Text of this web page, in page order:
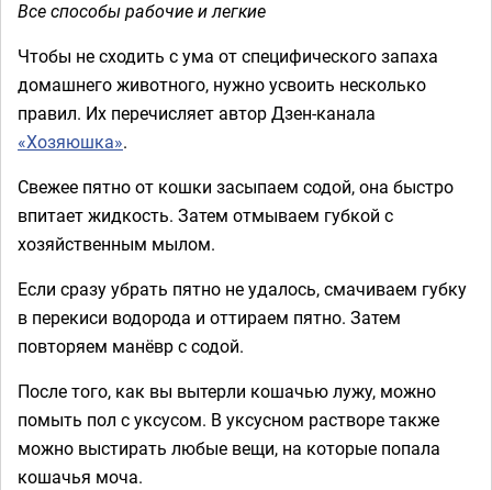
Все способы рабочие и легкие
Чтобы не сходить с ума от специфического запаха
домашнего животного, нужно усвоить несколько
правил. Их перечисляет автор Дзен-канала
«Хозяюшка».
Свежее пятно от кошки засыпаем содой, она быстро
впитает жидкость. Затем отмываем губкой с
хозяйственным мылом.
Если сразу убрать пятно не удалось, смачиваем губку
в перекиси водорода и оттираем пятно. Затем
повторяем манёвр с содой.
После того, как вы вытерли кошачью лужу, можно
помыть пол с уксусом. В уксусном растворе также
можно выстирать любые вещи, на которые попала
кошачья моча.